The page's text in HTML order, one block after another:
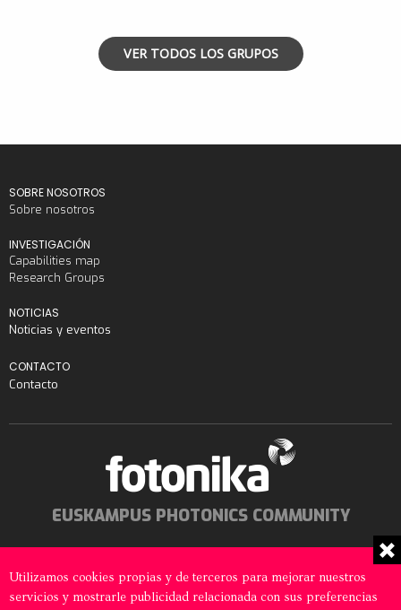
VER TODOS LOS GRUPOS
SOBRE NOSOTROS
Sobre nosotros
INVESTIGACIÓN
Capabilities map
Research Groups
NOTICIAS
Noticias y eventos
CONTACTO
Contacto
EUSKAMPUS PHOTONICS COMMUNITY
Utilizamos cookies propias y de terceros para mejorar nuestros
servicios y mostrarle publicidad relacionada con sus preferencias
© 2026 Fotonika All rights reserved